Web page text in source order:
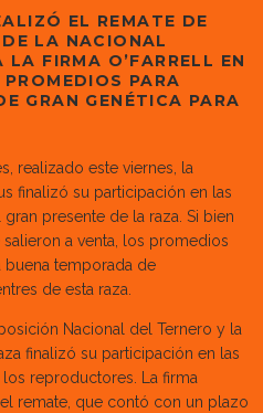
EL REMATE DE
LA NACIONAL
FIRMA O’FARRELL EN
PARA
GRAN GENÉTICA PARA
realizado este viernes, la
finalizó su participación en las
presente de la raza. Si bien
a venta, los promedios
buena temporada de
de esta raza.
Nacional del Ternero y la
finalizó su participación en las
los reproductores. La firma
remate, que contó con un plazo